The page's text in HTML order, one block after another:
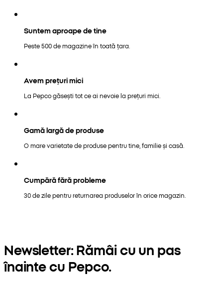
Suntem aproape de tine
Peste 500 de magazine în toată țara.
Avem prețuri mici
La Pepco găsești tot ce ai nevoie la prețuri mici.
Gamă largă de produse
O mare varietate de produse pentru tine, familie și casă.
Cumpără fără probleme
30 de zile pentru returnarea produselor în orice magazin.
Newsletter: Rămâi cu un pas
înainte cu Pepco.